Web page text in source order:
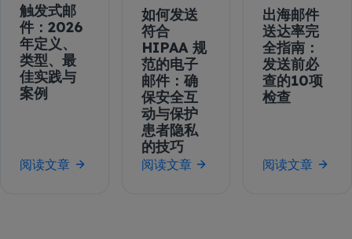
触发式邮
件：2026
年定义、
类型、最
佳实践与
案例
阅读文章
如何发送
符合
HIPAA 规
范的电子
邮件：确
保安全互
动与保护
患者隐私
的技巧
阅读文章
出海邮件
送达率完
全指南：
发送前必
查的10项
检查
阅读文章